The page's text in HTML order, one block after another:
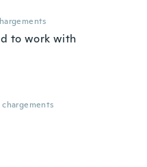
to work with
chargements